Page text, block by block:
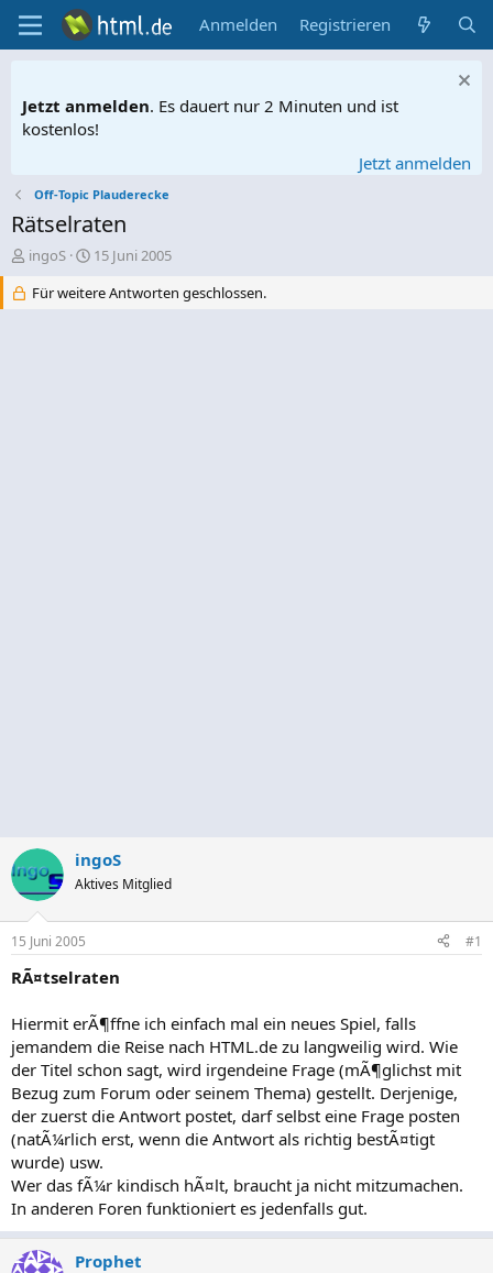
Anmelden Registrieren
Jetzt anmelden. Es dauert nur 2 Minuten und ist
kostenlos!
Jetzt anmelden
Off-Topic Plauderecke
Rätselraten
E
s
ingoS
E
s
15 Juni 2005
Für weitere Antworten geschlossen.
ingoS
Aktives Mitglied
15 Juni 2005 #1
RÃ¤tselraten
Hiermit erÃ¶ffne ich einfach mal ein neues Spiel, falls
jemandem die Reise nach HTML.de zu langweilig wird. Wie
der Titel schon sagt, wird irgendeine Frage (mÃ¶glichst mit
Bezug zum Forum oder seinem Thema) gestellt. Derjenige,
der zuerst die Antwort postet, darf selbst eine Frage posten
(natÃ¼rlich erst, wenn die Antwort als richtig bestÃ¤tigt
wurde) usw.
Wer das fÃ¼r kindisch hÃ¤lt, braucht ja nicht mitzumachen.
In anderen Foren funktioniert es jedenfalls gut.
Prophet